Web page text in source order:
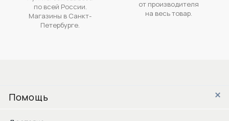
по всей России.
Магазины в Санкт-
Петербурге.
от производителя
на весь товар.
Помощь